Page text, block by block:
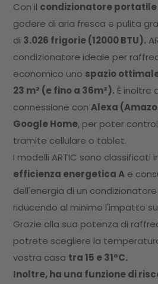
Con il condizionatore portatile
godere di aria fresca e pulita
di 3.026 frigorie (12000 BTU).
condizionatore ideale per
economico uno spazio
23 m² (e fino a 36m²). È inoltre
connessione conAlexa
Google Home, per poter
tramite cellulare o tablet.
I modelli ARTIC sono classificati
efficienza energetica A e
dell'energia di un
riducendo al minimo l'impatto
Grazie alla sua potenza di
potrete scegliere la
vostra casa tra 15 e 31ºC.
Inoltre, ha una funzione di